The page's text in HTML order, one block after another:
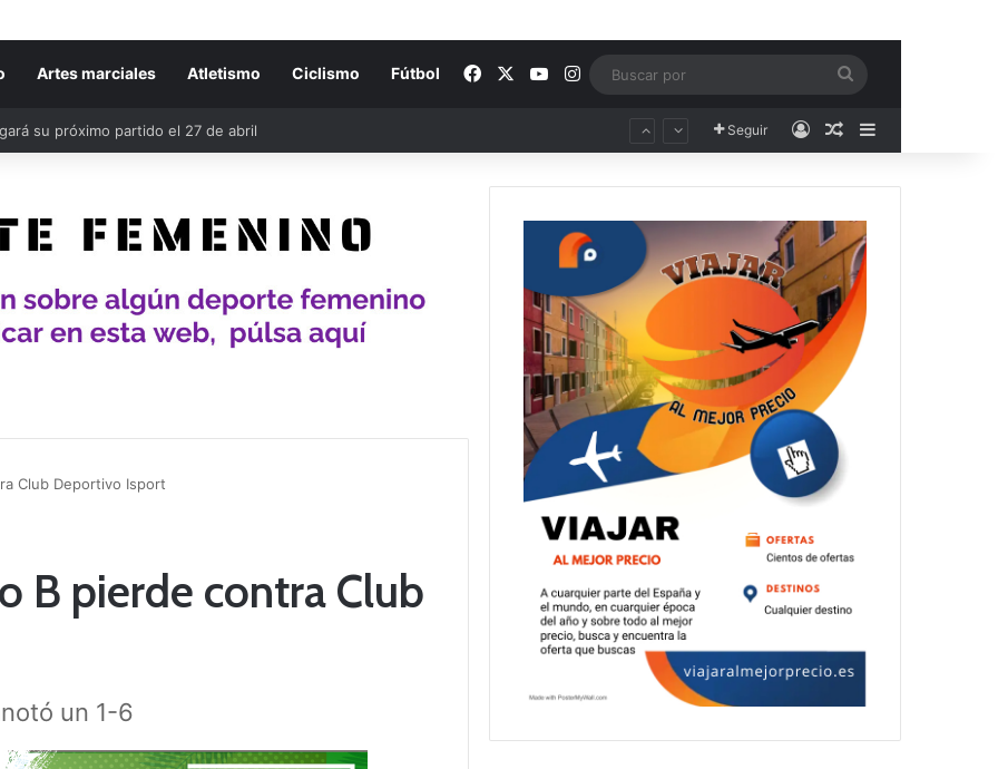
Artes marciales Atletismo Ciclismo Fútbol Facebook YouTubeInstagram
para los encuentros de la Selección de cara a la Eurocopa Seguir AccesoPublicación al
Club Deportivo Isport
B pierde contra Club
un 1-6